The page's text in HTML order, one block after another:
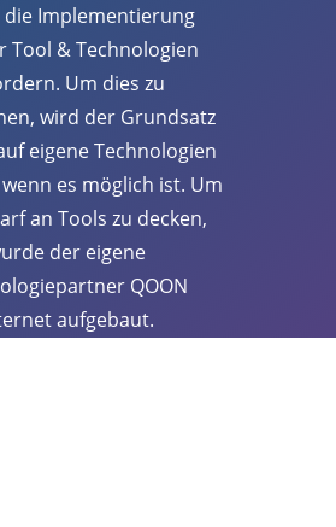
die Implementierung
Tool & Technologien
Um dies zu
wird der Grundsatz
eigene Technologien
es möglich ist. Um
an Tools zu decken,
der eigene
QOON
aufgebaut.
Now